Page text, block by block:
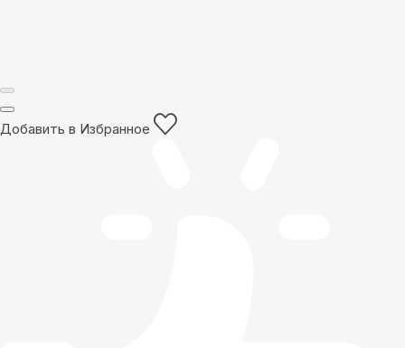
Добавить в Избранное